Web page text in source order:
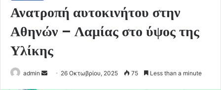
Ανατροπή αυτοκινήτου στην
Αθηνών – Λαμίας στο ύψος της
Υλίκης
admin
Send 26 Οκτωβρίου, 2025 75 Less than a minute